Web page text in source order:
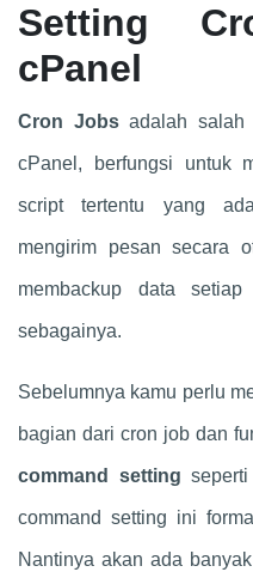
Setting
cPanel
Cron Jobsadalah salah
cPanel, berfungsi untuk
script tertentu yang
mengirim pesan secara
membackup data
sebagainya.
Sebelumnya kamu perlu
bagian dari cron job dan
command setting
command setting ini
Nantinya akan ada